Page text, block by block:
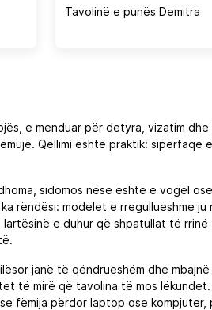
Tavolinë e punës Demitra
e menduar për detyra, vizatim
Qëllimi është praktik:
sidomos nëse është e vogël
rëndësi: modelet e rregullueshme
e duhur që shpatullat të
janë të qëndrueshëm dhe
të mirë që tavolina të mos
fëmija përdor laptop ose